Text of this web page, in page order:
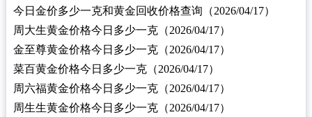
今日金价多少一克和黄金回收价格查询（2026/04/17）
周大生黄金价格今日多少一克（2026/04/17）
金至尊黄金价格今日多少一克（2026/04/17）
菜百黄金价格今日多少一克（2026/04/17）
周六福黄金价格今日多少一克（2026/04/17）
周生生黄金价格今日多少一克（2026/04/17）